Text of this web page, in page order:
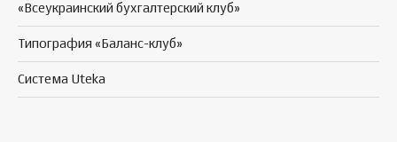
«Всеукраинский бухгалтерский клуб»
Типография «Баланс-клуб»
Система Uteka